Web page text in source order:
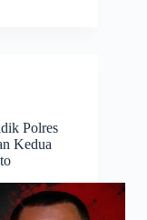
Polres
Kedua